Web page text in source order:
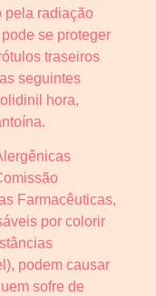
pela radiação
se proteger
traseiros
seguintes
hora,
Farmacêuticas,
por colorir
podem causar
sofre de